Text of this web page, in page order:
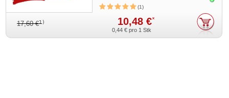
1
17,60 €1) 10,48 €*
0,44 € pro 1 Stk